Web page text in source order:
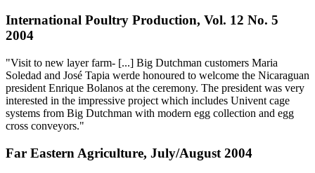
International Poultry Production, Vol. 12 No. 5
2004
"Visit to new layer farm- [...] Big Dutchman customers Maria
Soledad and José Tapia werde honoured to welcome the Nicaraguan
president Enrique Bolanos at the ceremony. The president was very
interested in the impressive project which includes Univent cage
systems from Big Dutchman with modern egg collection and egg
cross conveyors."
Far Eastern Agriculture, July/August 2004